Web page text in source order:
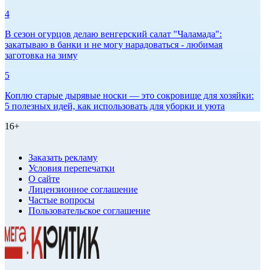
4
В сезон огурцов делаю венгерский салат "Чаламада":
закатываю в банки и не могу нарадоваться - любимая
заготовка на зиму
5
Коплю старые дырявые носки — это сокровище для хозяйки:
5 полезных идей, как использовать для уборки и уюта
16+
Заказать рекламу
Условия перепечатки
О сайте
Лицензионное соглашение
Частые вопросы
Пользовательское соглашение